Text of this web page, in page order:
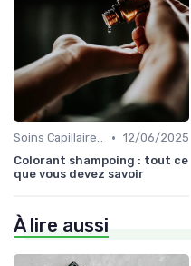
Soins Capillaires Bio • 12/06/2025
Colorant shampoing : tout ce
que vous devez savoir
À lire aussi